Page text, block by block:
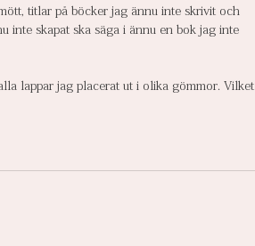
titlar på böcker jag ännu inte skrivit och
inte skapat ska säga i ännu en bok jag inte
lappar jag placerat ut i olika gömmor. Vilket